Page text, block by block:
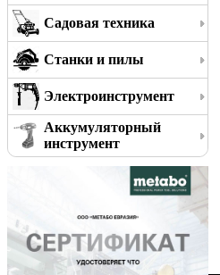
Садовая техника
Станки и пилы
Электроинструмент
Аккумуляторный
инструмент